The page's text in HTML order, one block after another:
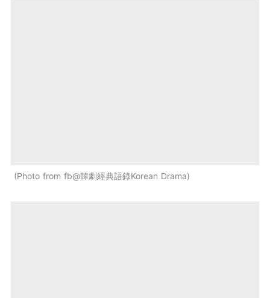
Photo from fb@韓劇經典語錄Korean Drama